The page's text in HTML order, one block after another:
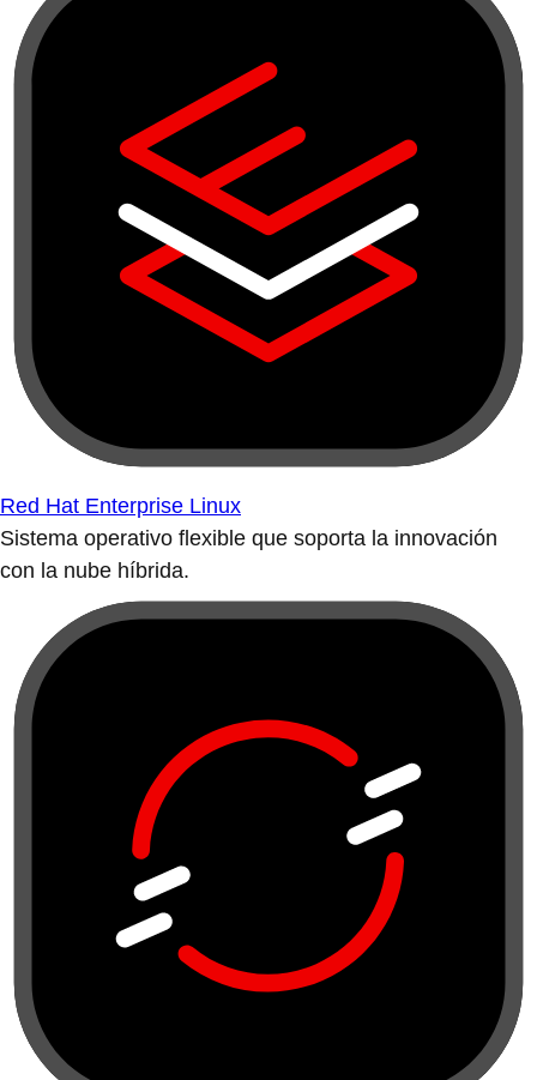
Red Hat Enterprise Linux
Sistema operativo flexible que soporta la innovación
con la nube híbrida.